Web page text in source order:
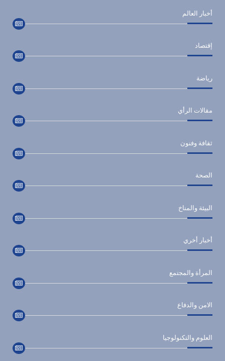
أخبار العالم
إقتصاد
رياضة
مقالات الرأي
ثقافة وفنون
الصحة
البيئة والمناخ
أخبار أخري
المرأة والمجتمع
الامن والدفاع
العلوم والتكنولوجيا